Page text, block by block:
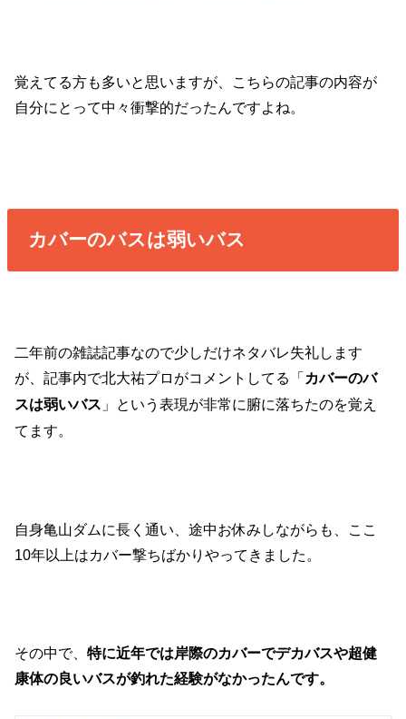
覚えてる方も多いと思いますが、こちらの記事の内容が
自分にとって中々衝撃的だったんですよね。
カバーのバスは弱いバス
二年前の雑誌記事なので少しだけネタバレ失礼します
が、記事内で北大祐プロがコメントしてる「カバーのバ
スは弱いバス 」という表現が非常に腑に落ちたのを覚え
てます。
自身亀山ダムに長く通い、途中お休みしながらも、ここ
10年以上はカバー撃ちばかりやってきました。
その中で、特に近年では岸際のカバーでデカバスや超健
康体の良いバスが釣れた経験がなかったんです。